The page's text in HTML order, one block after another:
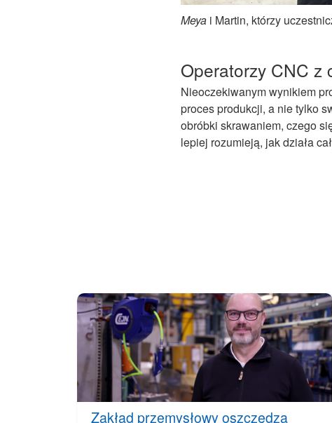
Meyai Martin, którzy
Operatorzy CNC z
Nieoczekiwanym wynikiem
proces produkcji, a nie tylko
obróbki skrawaniem, czego
lepiej rozumieją, jak działa
Zakład przemysłowy oszczędza